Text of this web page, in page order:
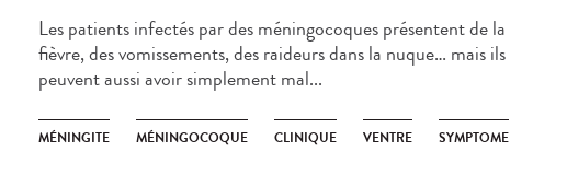
Les patients infectés par des méningocoques présentent de la
fièvre, des vomissements, des raideurs dans la nuque… mais ils
peuvent aussi avoir simplement mal...
MÉNINGITE MÉNINGOCOQUE CLINIQUE VENTRE SYMPTOME